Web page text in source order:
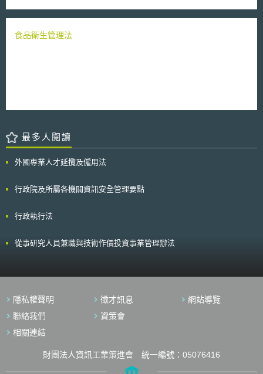
食品衛生管理法
最多人閱讀
外國專業人才延攬及僱用法
行政院及所屬各機關資訊安全管理要點
行政執行法
從事研究人員兼職與技術作價投資事業管理辦法
隱私權聲明 徵才訊息
網站導覽
聯絡我們
資策會
相關連結
財團法人資訊工業策進會 統一編號：05076416